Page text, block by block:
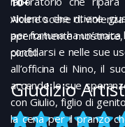
violento che ritiene
per fortuna ha
confidarsi e nelle sue
all’officina di Nino, il
accende le sue
con Giulio, figlio di
la cena per il pranzo
Alcune scene di
apertamente
piccoli
Giudizio